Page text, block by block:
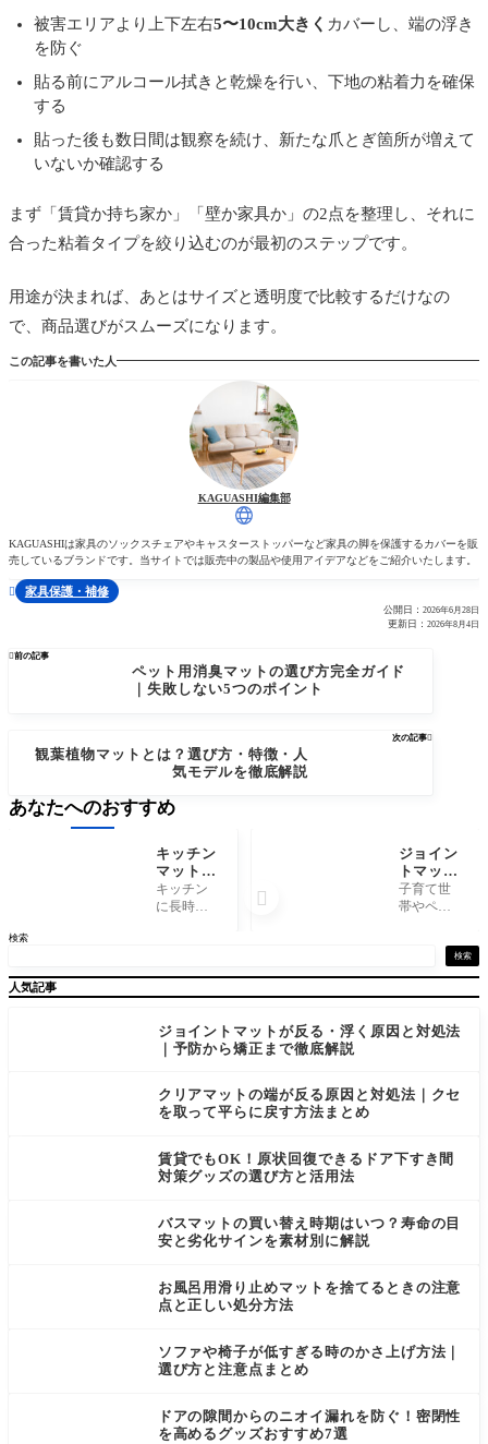
被害エリアより上下左右5〜10cm大きく カバーし、端の浮き
を防ぐ
貼る前にアルコール拭きと乾燥を行い、下地の粘着力を確保
する
貼った後も数日間は観察を続け、新たな爪とぎ箇所が増えて
いないか確認する
まず「賃貸か持ち家か」「壁か家具か」の2点を整理し、それに
合った粘着タイプを絞り込むのが最初のステップです。
用途が決まれば、あとはサイズと透明度で比較するだけなの
で、商品選びがスムーズになります。
この記事を書いた人
KAGUASHI編集部
KAGUASHIは家具のソックスチェアやキャスターストッパーなど家具の脚を保護するカバーを販
売しているブランドです。当サイトでは販売中の製品や使用アイデアなどをご紹介いたします。
 家具保護・補修
公開日： 2026年6月28日
更新日： 2026年8月4日
前の記事
ペット用消臭マットの選び方完全ガイド
｜失敗しない5つのポイント
次の記事
観葉植物マットとは？選び方・特徴・人
気モデルを徹底解説
検索
検索
人気記事
ジョイントマットが反る・浮く原因と対処法
｜予防から矯正まで徹底解説
クリアマットの端が反る原因と対処法｜クセ
を取って平らに戻す方法まとめ
賃貸でもOK！原状回復できるドア下すき間
対策グッズの選び方と活用法
バスマットの買い替え時期はいつ？寿命の目
安と劣化サインを素材別に解説
お風呂用滑り止めマットを捨てるときの注意
点と正しい処分方法
ソファや椅子が低すぎる時のかさ上げ方法｜
選び方と注意点まとめ
ドアの隙間からのニオイ漏れを防ぐ！密閉性
を高めるグッズおすすめ7選
あなたへのおすすめ
キッチン
マットと
は？選び
方・特
キッチン
に長時間
が気にな
ってきま
フローリ
ングや冷
は、料理
のたびに
ジョイン
トマット
の寿命
は？買い
と長持ち
させるコ
ツ
子育て世
帯やペッ
グ保護・
防音対策
気のジョ
く使って
